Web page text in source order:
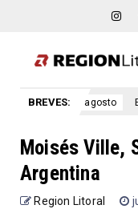
BREVES:
agosto Este sábado
Moisés Ville,
Argentina
Region Litoral